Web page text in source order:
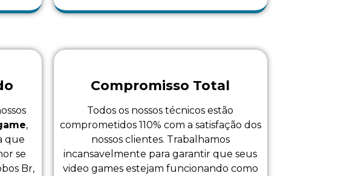
,
que
se
Br,
Compromisso Total
Todos os nossos técnicos estão
comprometidos 110% com a satisfação dos
nossos clientes. Trabalhamos
incansavelmente para garantir que seus
video games estejam funcionando como